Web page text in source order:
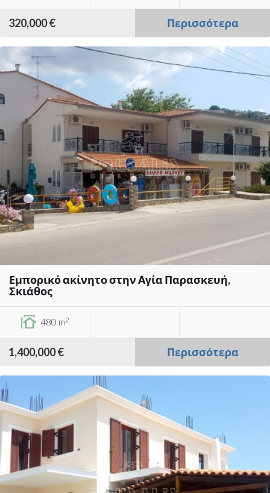
320,000 € Περισσότερα
Εμπορικό ακίνητο στην Αγία Παρασκευή,
Σκιάθος
480 m2
1,400,000 € Περισσότερα